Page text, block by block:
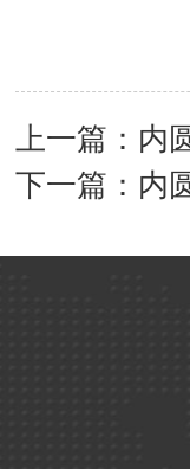
上一篇： 内
下一篇： 内